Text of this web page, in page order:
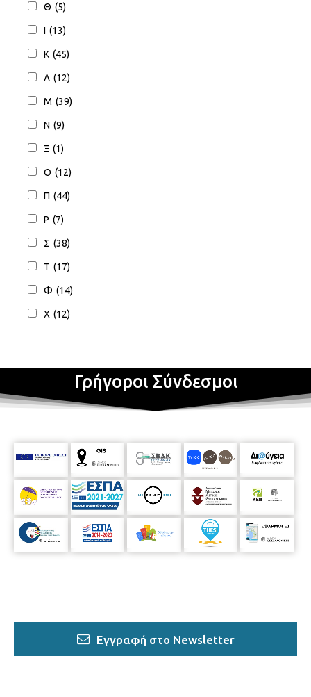
Θ (5)
Ι (13)
Κ (45)
Λ (12)
Μ (39)
Ν (9)
Ξ (1)
Ο (12)
Π (44)
Ρ (7)
Σ (38)
Τ (17)
Φ (14)
Χ (12)
Γρήγοροι Σύνδεσμοι
Εγγραφή στο Newsletter